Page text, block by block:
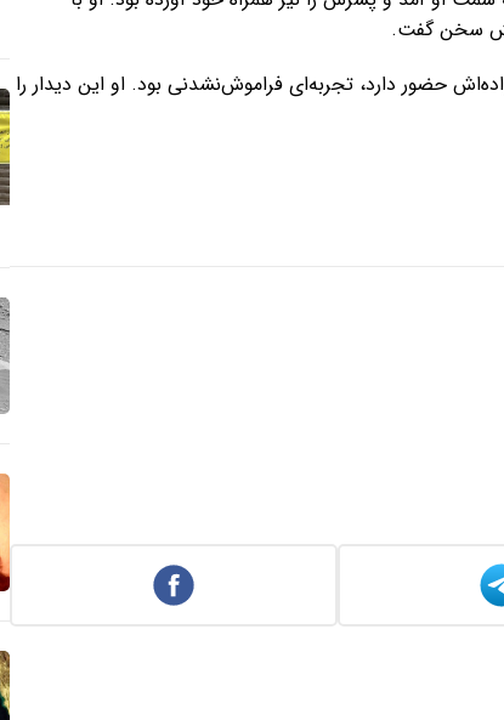
سخن گفت.
حضور دارد، تجربه‌ای فراموش‌نشدنی بود. او این دیدار را